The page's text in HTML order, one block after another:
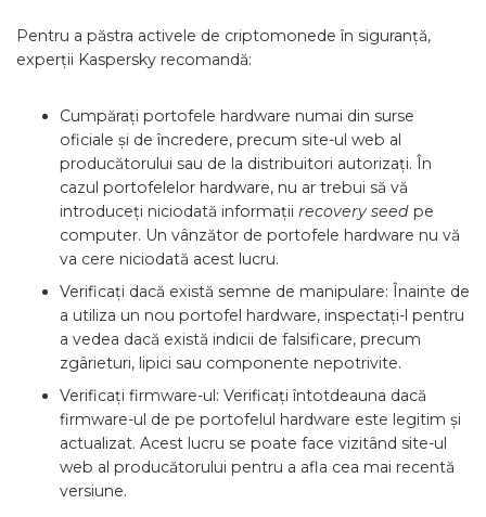
Pentru a păstra activele de criptomonede în siguranță,
experții Kaspersky recomandă:
Cumpărați portofele hardware numai din surse
oficiale și de încredere, precum site-ul web al
producătorului sau de la distribuitori autorizați. În
cazul portofelelor hardware, nu ar trebui să vă
introduceți niciodată informații recovery seed pe
computer. Un vânzător de portofele hardware nu vă
va cere niciodată acest lucru.
Verificați dacă există semne de manipulare: Înainte de
a utiliza un nou portofel hardware, inspectați-l pentru
a vedea dacă există indicii de falsificare, precum
zgârieturi, lipici sau componente nepotrivite.
Verificați firmware-ul: Verificați întotdeauna dacă
firmware-ul de pe portofelul hardware este legitim și
actualizat. Acest lucru se poate face vizitând site-ul
web al producătorului pentru a afla cea mai recentă
versiune.